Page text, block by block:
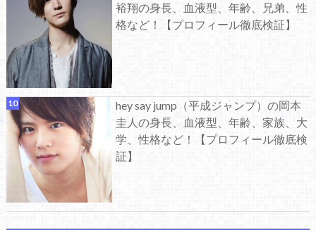
裕翔の身長、血液型、年齢、兄弟、性
格など！【プロフィール徹底検証】
hey say jump（平成ジャンプ）の岡本
圭人の身長、血液型、年齢、家族、大
学、性格など！【プロフィール徹底検
証】